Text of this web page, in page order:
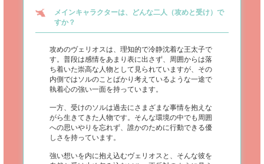
メインキャラクターは、どんな二人（攻めと受け）で
すか？
攻めのヴェリオスは、理知的で冷静沈着な王太子で
す。普段は感情をあまり表に出さず、周囲からは落
ち着いた崇高な人物として見られていますが、その
内側ではソルのことばかり考えているような一途で
執着心の強い一面を持っています。
一方、受けのソルは過去にさまざまな事情を抱えな
がら生きてきた人物です。そんな環境の中でも周囲
への思いやりを忘れず、誰かのために行動できる優
しさを持っています。
強い想いを内に抱え込むヴェリオスと、そんな彼を